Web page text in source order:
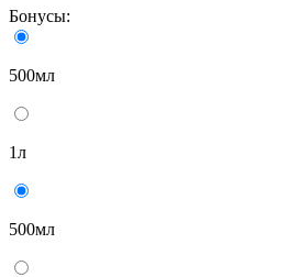
Бонусы:
500мл
1л
500мл